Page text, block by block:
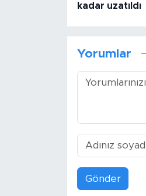
kadar uzatıldı
Yorumlar
Gönder